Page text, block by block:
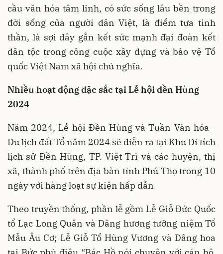
cầu văn hóa tâm linh, có sức sống lâu bền trong
đời sống của người dân Việt, là điểm tựa tinh
thần, là sợi dây gắn kết sức mạnh đại đoàn kết
dân tộc trong công cuộc xây dựng và bảo vệ Tổ
quốc Việt Nam xã hội chủ nghĩa.
Nhiều hoạt động đặc sắc tại Lễ hội đền Hùng
2024
Năm 2024, Lễ hội Đền Hùng và Tuần Văn hóa -
Du lịch đất Tổ năm 2024 sẽ diễn ra tại Khu Di tích
lịch sử Đền Hùng, TP. Việt Trì và các huyện, thị
xã, thành phố trên địa bàn tỉnh Phú Thọ trong 10
ngày với hàng loạt sự kiện hấp dẫn
Theo truyền thống, phần lễ gồm Lễ Giỗ Đức Quốc
tổ Lạc Long Quân và Dâng hương tưởng niệm Tổ
Mẫu Âu Cơ; Lễ Giỗ Tổ Hùng Vương và Dâng hoa